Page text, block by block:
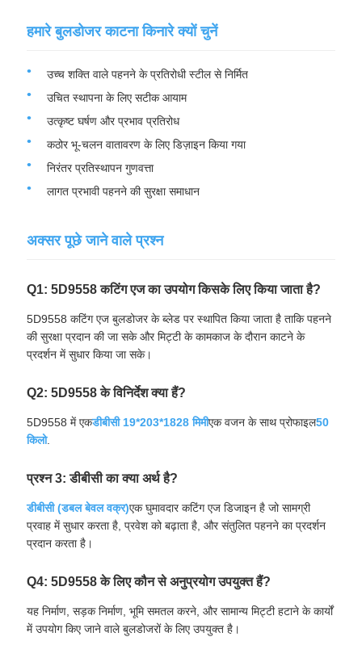
हमारे बुलडोजर काटना किनारे क्यों चुनें
उच्च शक्ति वाले पहनने के प्रतिरोधी स्टील से निर्मित
उचित स्थापना के लिए सटीक आयाम
उत्कृष्ट घर्षण और प्रभाव प्रतिरोध
कठोर भू-चलन वातावरण के लिए डिज़ाइन किया गया
निरंतर प्रतिस्थापन गुणवत्ता
लागत प्रभावी पहनने की सुरक्षा समाधान
अक्सर पूछे जाने वाले प्रश्न
Q1: 5D9558 कटिंग एज का उपयोग किसके लिए किया जाता है?
5D9558 कटिंग एज बुलडोजर के ब्लेड पर स्थापित किया जाता है ताकि पहनने
की सुरक्षा प्रदान की जा सके और मिट्टी के कामकाज के दौरान काटने के
प्रदर्शन में सुधार किया जा सके।
Q2: 5D9558 के विनिर्देश क्या हैं?
5D9558 में एकडीबीसी 19*203*1828 मिमीएक वजन के साथ प्रोफाइल50
किलो.
प्रश्न 3: डीबीसी का क्या अर्थ है?
डीबीसी (डबल बेवल वक्र)एक घुमावदार कटिंग एज डिजाइन है जो सामग्री
प्रवाह में सुधार करता है, प्रवेश को बढ़ाता है, और संतुलित पहनने का प्रदर्शन
प्रदान करता है।
Q4: 5D9558 के लिए कौन से अनुप्रयोग उपयुक्त हैं?
यह निर्माण, सड़क निर्माण, भूमि समतल करने, और सामान्य मिट्टी हटाने के कार्यों
में उपयोग किए जाने वाले बुलडोजरों के लिए उपयुक्त है।